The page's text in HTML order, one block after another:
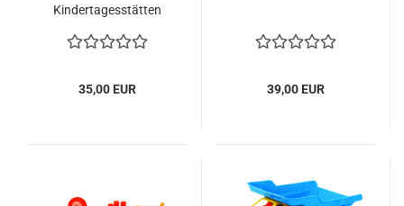
Kindertagesstätten
35,00 EUR 39,00 EUR